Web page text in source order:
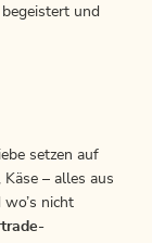
und
setzen auf
– alles aus
nicht